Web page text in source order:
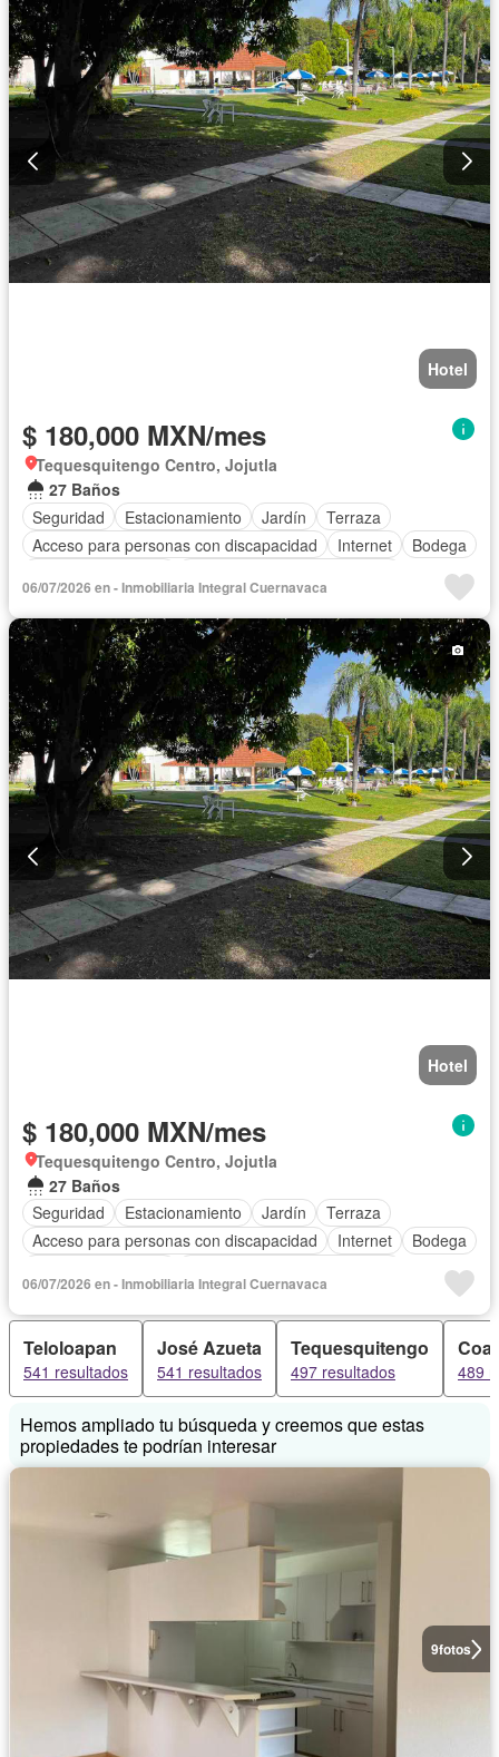
Hotel
$ 180,000 MXN/mes
Tequesquitengo Centro, Jojutla
27 Baños
Seguridad
Estacionamiento Jardín
Terraza
Acceso para personas con discapacidad
Internet
Bodega
Electricidad
Agua Gas natural
06/07/2026 en - Inmobiliaria Integral Cuernavaca
Hotel
$ 180,000 MXN/mes
Tequesquitengo Centro, Jojutla
27 Baños
Seguridad
Estacionamiento Jardín
Terraza
Acceso para personas con discapacidad
Internet
Bodega
Electricidad
Agua Gas natural
06/07/2026 en - Inmobiliaria Integral Cuernavaca
Teloloapan
541 resultados
José Azueta
541 resultados
Tequesquitengo
497 resultados 489
Hemos ampliado tu búsqueda y creemos que estas
propiedades te podrían interesar
9fotos